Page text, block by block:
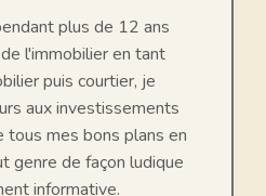
plus de 12 ans
l'immobilier en tant
puis courtier, je
aux investissements
tous mes bons plans en
genre de façon ludique
informative.